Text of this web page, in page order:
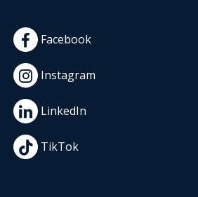
Facebook
Instagram
LinkedIn
TikTok